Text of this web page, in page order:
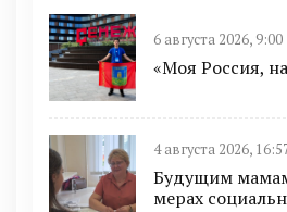
6 августа 2026, 9:00
«Моя Россия,
4 августа 2026,
Будущим
мерах